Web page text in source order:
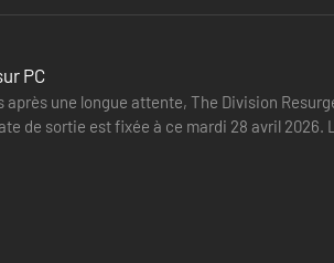
PC
une longue attente, The Division
de sortie est fixée à ce mardi 28 avril